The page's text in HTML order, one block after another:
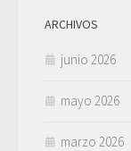
ARCHIVOS
junio 2026
mayo 2026
marzo 2026